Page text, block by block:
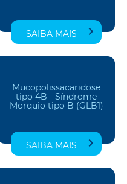
SAIBA MAIS
Mucopolissacaridose
tipo 4B - Síndrome
Morquio tipo B (GLB1)
SAIBA MAIS